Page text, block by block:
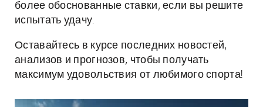
более обоснованные ставки, если вы решите
испытать удачу.
Оставайтесь в курсе последних новостей,
анализов и прогнозов, чтобы получать
максимум удовольствия от любимого спорта!